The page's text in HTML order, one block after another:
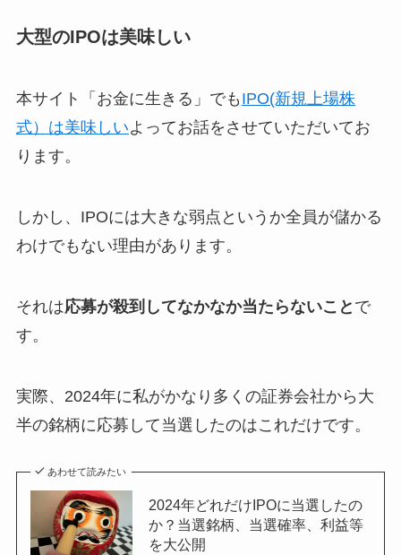
大型のIPOは美味しい
本サイト「お金に生きる」でも IPO(新規上場株
式）は美味しいよってお話をさせていただいてお
ります。
しかし、IPOには大きな弱点というか全員が儲かる
わけでもない理由があります。
それは応募が殺到してなかなか当たらないこと で
す。
実際、2024年に私がかなり多くの証券会社から大
半の銘柄に応募して当選したのはこれだけです。
あわせて読みたい
2024年どれだけIPOに当選したの
か？当選銘柄、当選確率、利益等
を大公開